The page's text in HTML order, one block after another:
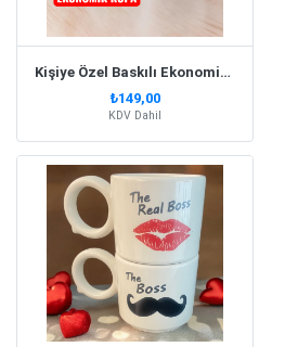
Kişiye Özel Baskılı Ekonomik Beyaz Kupa Bardak
₺149,00
KDV Dahil